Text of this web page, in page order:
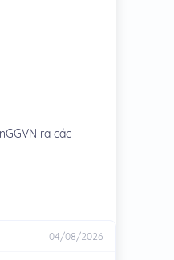
ra các
04/08/2026